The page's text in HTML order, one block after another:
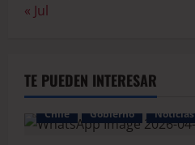
« Jul
TE PUEDEN INTERESAR
Chile Gobierno Noticias